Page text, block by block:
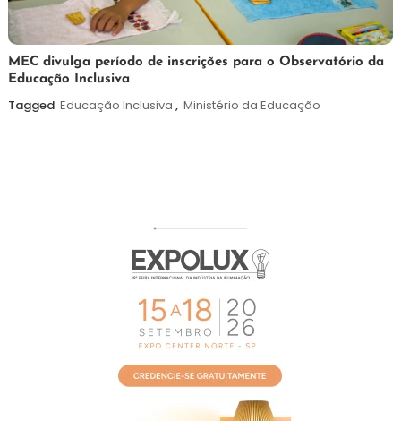
7
de
agosto
Maurilio
MEC divulga período de inscrições para o Observatório da
Educação Inclusiva
Tagged Educação Inclusiva , Ministério da Educação